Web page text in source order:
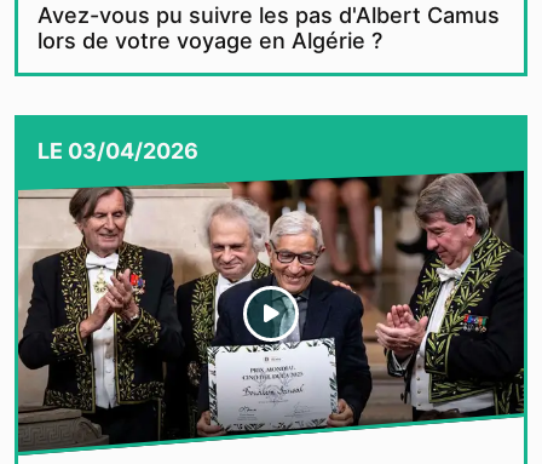
Avez-vous pu suivre les pas d'Albert Camus
lors de votre voyage en Algérie ?
LE 03/04/2026